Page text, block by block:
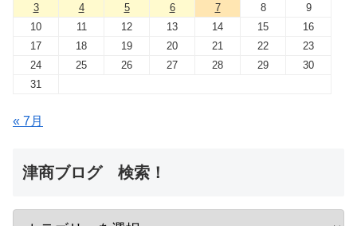
3
4 5 6 7 8
9
10
11 12 13 14 15
16
17
18 19 20 21 22
23
24
25 26 27 28 29
30
31
« 7月
津商ブログ 検索！